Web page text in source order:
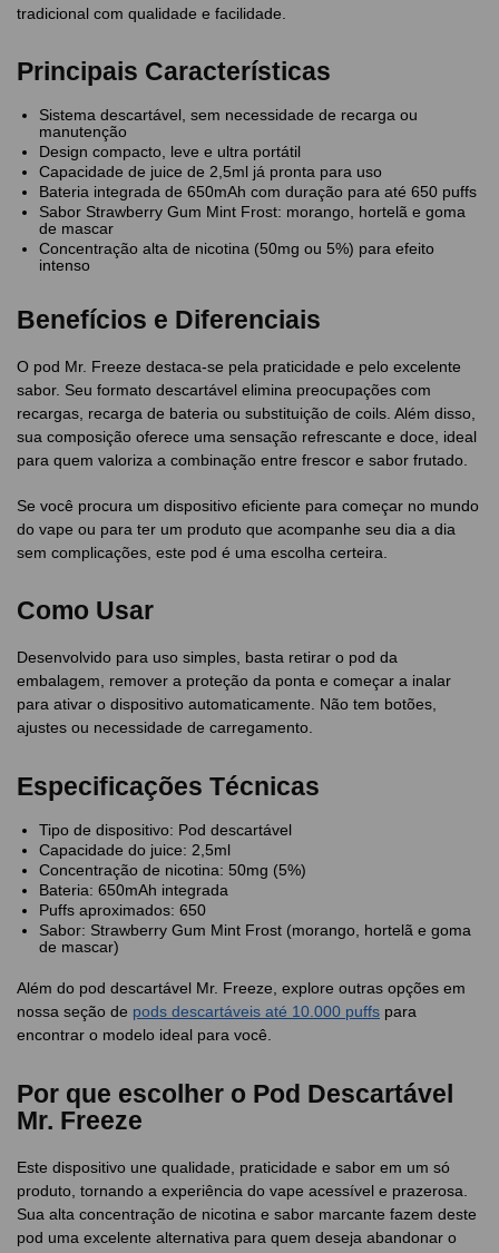
tradicional com qualidade e facilidade.
Principais Características
Sistema descartável, sem necessidade de recarga ou
manutenção
Design compacto, leve e ultra portátil
Capacidade de juice de 2,5ml já pronta para uso
Bateria integrada de 650mAh com duração para até 650 puffs
Sabor Strawberry Gum Mint Frost: morango, hortelã e goma
de mascar
Concentração alta de nicotina (50mg ou 5%) para efeito
intenso
Benefícios e Diferenciais
O pod Mr. Freeze destaca-se pela praticidade e pelo excelente
sabor. Seu formato descartável elimina preocupações com
recargas, recarga de bateria ou substituição de coils. Além disso,
sua composição oferece uma sensação refrescante e doce, ideal
para quem valoriza a combinação entre frescor e sabor frutado.
Se você procura um dispositivo eficiente para começar no mundo
do vape ou para ter um produto que acompanhe seu dia a dia
sem complicações, este pod é uma escolha certeira.
Como Usar
Desenvolvido para uso simples, basta retirar o pod da
embalagem, remover a proteção da ponta e começar a inalar
para ativar o dispositivo automaticamente. Não tem botões,
ajustes ou necessidade de carregamento.
Especificações Técnicas
Tipo de dispositivo: Pod descartável
Capacidade do juice: 2,5ml
Concentração de nicotina: 50mg (5%)
Bateria: 650mAh integrada
Puffs aproximados: 650
Sabor: Strawberry Gum Mint Frost (morango, hortelã e goma
de mascar)
Além do pod descartável Mr. Freeze, explore outras opções em
nossa seção de pods descartáveis até 10.000 puffs para
encontrar o modelo ideal para você.
Por que escolher o Pod Descartável
Mr. Freeze
Este dispositivo une qualidade, praticidade e sabor em um só
produto, tornando a experiência do vape acessível e prazerosa.
Sua alta concentração de nicotina e sabor marcante fazem deste
pod uma excelente alternativa para quem deseja abandonar o